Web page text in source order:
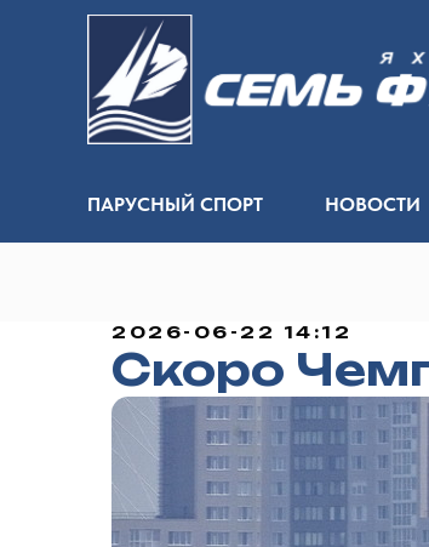
ПАРУСНЫЙ СПОРТ НОВОСТИ
2026-06-22 14:12
Скоро